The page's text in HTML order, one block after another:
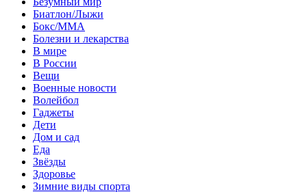
Биатлон/Лыжи
Бокс/MMA
Болезни и лекарства
В мире
В России
Вещи
Военные новости
Волейбол
Гаджеты
Дети
Дом и сад
Еда
Звёзды
Здоровье
Зимние виды спорта